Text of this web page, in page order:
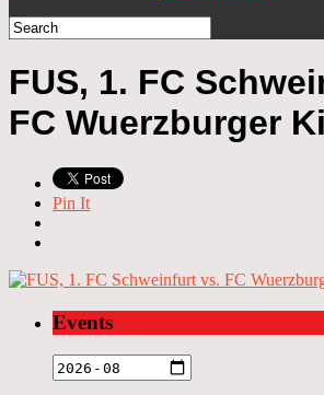
FUS, 1. FC
FC Wuerzburger
Pin It
Events